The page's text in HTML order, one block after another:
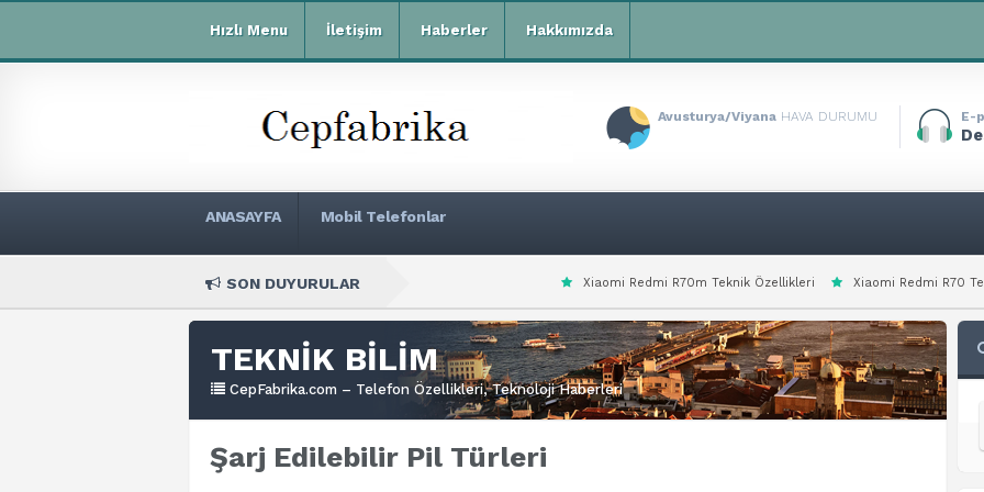
Hızlı Menu İletişim Haberler Hakkımızda
Avusturya/Viyana HAVA DURUMU E-
ANASAYFA Mobil Telefonlar
SON DUYURULAR Xiaomi Redmi R70m Teknik Özellikleri Xiaomi Redmi R70 Teknik Özellikleri
TEKNİK BİLİM
CepFabrika.com – Telefon Özellikleri, Teknoloji Haberleri
Şarj Edilebilir Pil Türleri